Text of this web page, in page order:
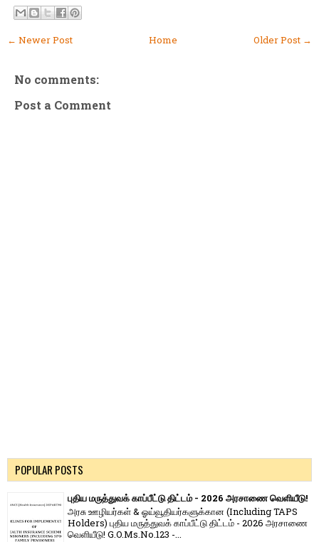
← Newer Post Older Post →
Home
No comments:
Post a Comment
POPULAR POSTS
புதிய மருத்துவக் காப்பீட்டு திட்டம் - 2026 அரசாணை வெளியீடு!
அரசு ஊழியர்கள் & ஓய்வூதியர்களுக்கான (Including TAPS
Holders) புதிய மருத்துவக் காப்பீட்டு திட்டம் - 2026 அரசாணை
வெளியீடு! G.O.Ms.No.123 -...